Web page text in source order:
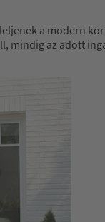
a modern
az adott